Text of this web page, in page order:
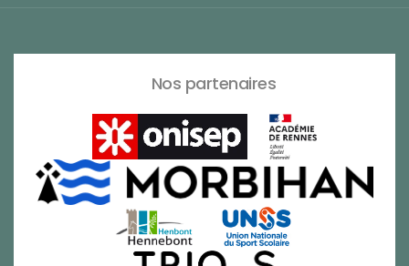
Nos partenaires